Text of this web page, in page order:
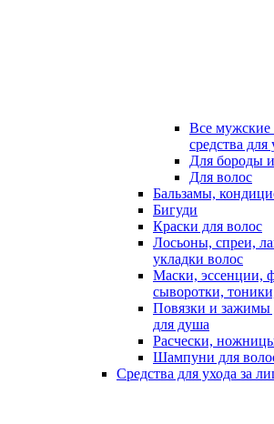
Все мужские
средства
Для бороды
Для волос
Бальзамы,
Бигуди
Краски для волос
Лосьоны, спреи,
укладки волос
Маски, эссенции,
сыворотки,
Повязки и зажимы
для душа
Расчески,
Шампуни для
Средства для ухода за